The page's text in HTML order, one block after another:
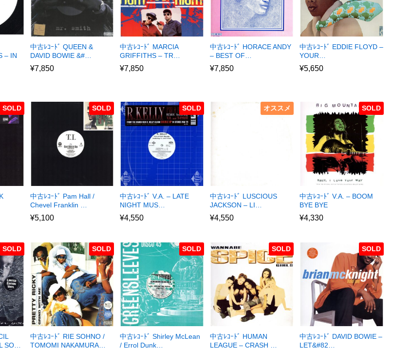
– IN
中古ﾚｺｰﾄﾞ QUEEN &
DAVID BOWIE &#…
¥7,850
中古ﾚｺｰﾄﾞ MARCIA
GRIFFITHS – TR…
¥7,850
中古ﾚｺｰﾄﾞ HORACE ANDY
– BEST OF…
¥7,850
中古ﾚｺｰﾄﾞ EDDIE FLOYD –
YOUR…
¥5,650
SOLD SOLD
中古ﾚｺｰﾄﾞ Pam Hall /
Chevel Franklin …
¥5,100
SOLD
中古ﾚｺｰﾄﾞ V.A. – LATE
NIGHT MUS…
¥4,550
オススメ
中古ﾚｺｰﾄﾞ LUSCIOUS
JACKSON – LI…
¥4,550
SOLD
中古ﾚｺｰﾄﾞ V.A. – BOOM
BYE BYE
¥4,330
SOLD
SO…
SOLD
中古ﾚｺｰﾄﾞ RIE SOHNO /
TOMOMI NAKAMURA…
SOLD
中古ﾚｺｰﾄﾞ Shirley McLean
/ Errol Dunk…
SOLD
中古ﾚｺｰﾄﾞ HUMAN
LEAGUE – CRASH …
SOLD
中古ﾚｺｰﾄﾞ DAVID BOWIE –
LET&#82…